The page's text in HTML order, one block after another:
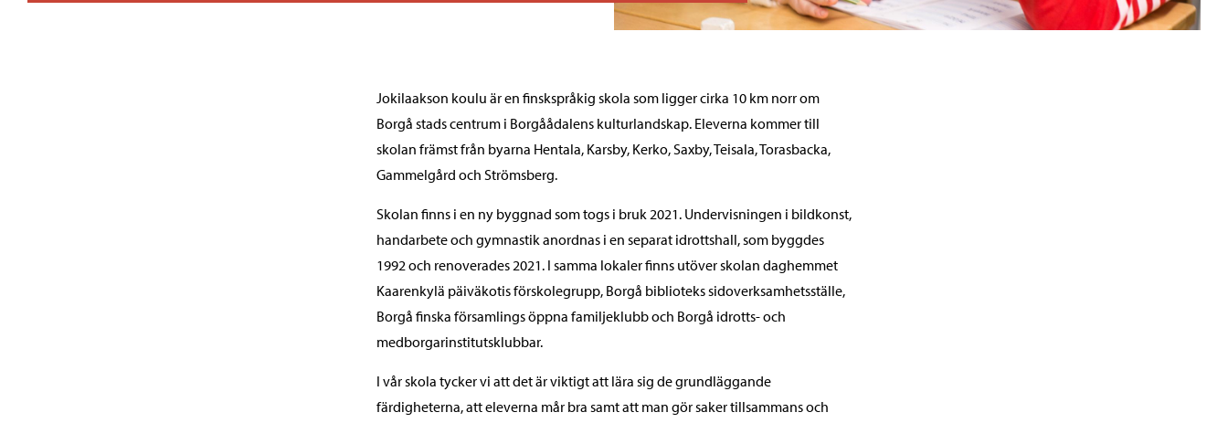
Jokilaakson koulu är en finskspråkig skola som ligger cirka 10 km norr om
Borgå stads centrum i Borgåådalens kulturlandskap. Eleverna kommer till
skolan främst från byarna Hentala, Karsby, Kerko, Saxby, Teisala, Torasbacka,
Gammelgård och Strömsberg.
Skolan finns i en ny byggnad som togs i bruk 2021. Undervisningen i bildkonst,
handarbete och gymnastik anordnas i en separat idrottshall, som byggdes
1992 och renoverades 2021. I samma lokaler finns utöver skolan daghemmet
Kaarenkylä päiväkotis förskolegrupp, Borgå biblioteks sidoverksamhetsställe,
Borgå finska församlings öppna familjeklubb och Borgå idrotts- och
medborgarinstitutsklubbar.
I vår skola tycker vi att det är viktigt att lära sig de grundläggande
färdigheterna, att eleverna mår bra samt att man gör saker tillsammans och